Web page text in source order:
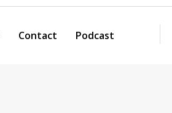
Contact Podcast